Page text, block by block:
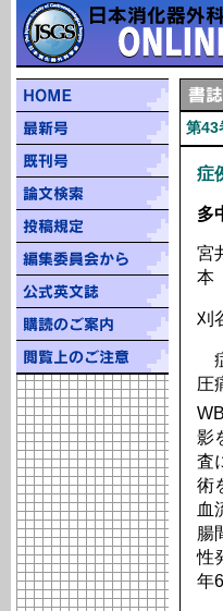
第
症
多
宮
本
刈
圧
影
査
術
血
腸
性
年